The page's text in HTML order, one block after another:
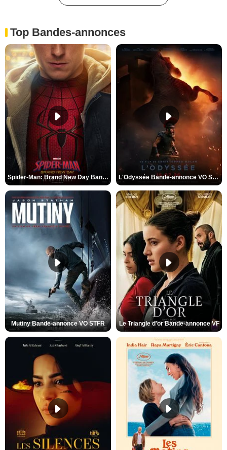
Top Bandes-annonces
Spider-Man: Brand New Day Bande-annonce VO STFR L'Odyssée Bande-annonce VO STFR
Mutiny Bande-annonce VO STFR Le Triangle d'or Bande-annonce VF